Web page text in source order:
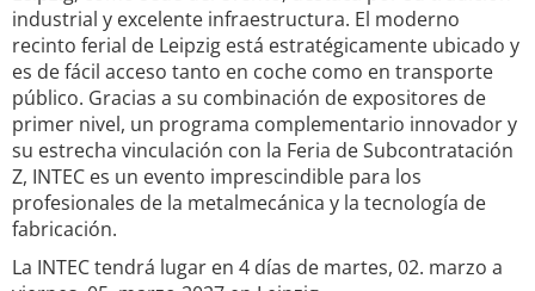
industrial y excelente infraestructura. El moderno
recinto ferial de Leipzig está estratégicamente ubicado y
es de fácil acceso tanto en coche como en transporte
público. Gracias a su combinación de expositores de
primer nivel, un programa complementario innovador y
su estrecha vinculación con la Feria de Subcontratación
Z, INTEC es un evento imprescindible para los
profesionales de la metalmecánica y la tecnología de
fabricación.
La INTEC tendrá lugar en 4 días de martes, 02. marzo a